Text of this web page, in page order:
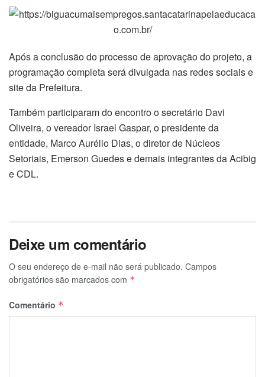
Após a conclusão do processo de aprovação do projeto, a
programação completa será divulgada nas redes sociais e
site da Prefeitura.
Também participaram do encontro o secretário Davi
Oliveira, o vereador Israel Gaspar, o presidente da
entidade, Marco Aurélio Dias, o diretor de Núcleos
Setoriais, Emerson Guedes e demais integrantes da Acibig
e CDL.
Deixe um comentário
O seu endereço de e-mail não será publicado. Campos
obrigatórios são marcados com *
Comentário *